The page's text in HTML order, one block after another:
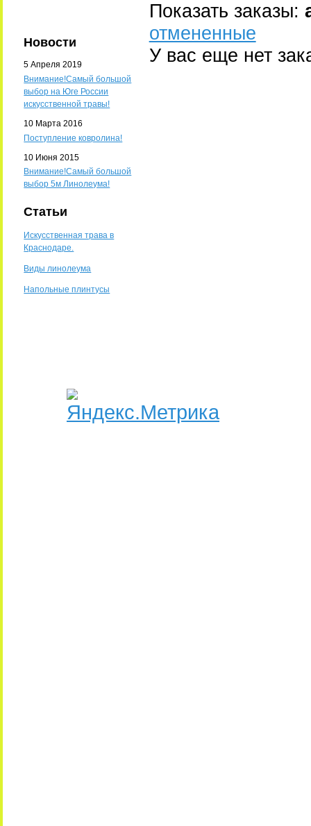
Новости
5 Апреля 2019
Внимание!Самый большой
выбор на Юге России
искусственной травы!
10 Марта 2016
Поступление ковролина!
10 Июня 2015
Внимание!Самый большой
выбор 5м Линолеума!
Статьи
Искусственная трава в
Краснодаре.
Виды линолеума
Напольные плинтусы
Показать заказы:
отмененные
У вас еще нет